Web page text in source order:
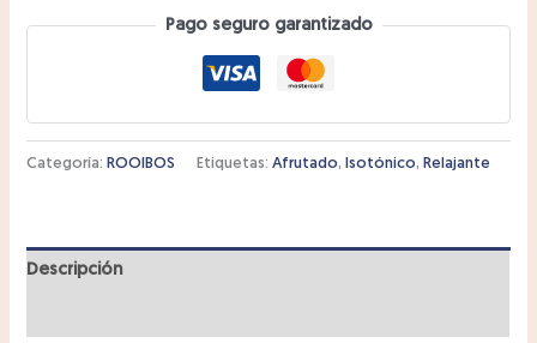
Pago seguro garantizado
Categoría: ROOIBOS Etiquetas:Afrutado, Isotónico, Relajante
Descripción